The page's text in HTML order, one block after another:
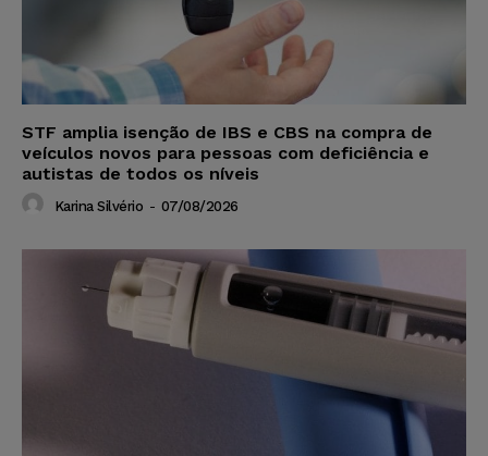
STF amplia isenção de IBS e CBS na compra de
veículos novos para pessoas com deficiência e
autistas de todos os níveis
Karina Silvério - 07/08/2026